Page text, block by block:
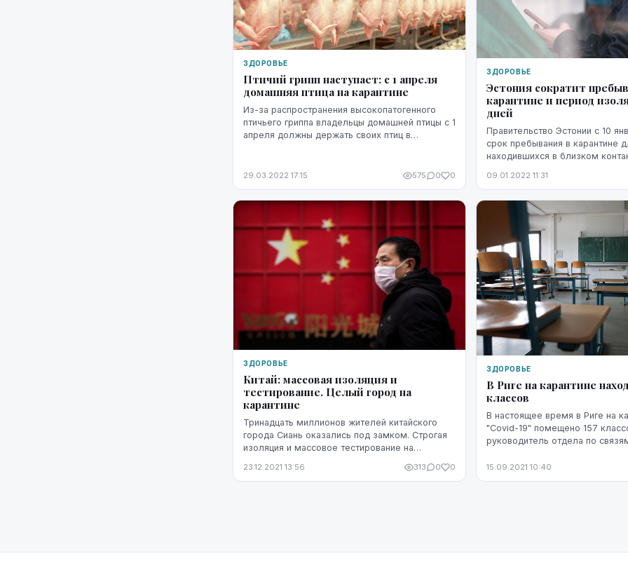
ЗДОРОВЬЕ
Птичий грипп наступает: с 1 апреля
домашняя птица на карантине
Из-за распространения высокопатогенного
птичьего гриппа владельцы домашней птицы с 1
апреля должны держать своих птиц в
постановило с...
29.03.2022 17:15 575 0 0
ЗДОРОВЬЕ
Эстония сократит
карантине и период
дней
Правительство Эстонии с 10
срок пребывания в карантине
находившихся в близком
самоизоляции для лиц,
09.01.2022 11:31
ЗДОРОВЬЕ
Китай: массовая изоляция и
тестирование. Целый город на
карантине
Тринадцать миллионов жителей китайского
города Сиань оказались под замком. Строгая
изоляция и массовое тестирование на
локальной вспышки COVID-19.
23.12.2021 13:56 313 0 0
ЗДОРОВЬЕ
В Риге на карантине
классов
В настоящее время в Риге на
"Covid-19" помещено 157
руководитель отдела по
культуры и спорта Рижской
15.09.2021 10:40